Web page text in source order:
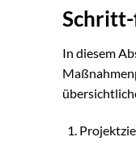
In diesem